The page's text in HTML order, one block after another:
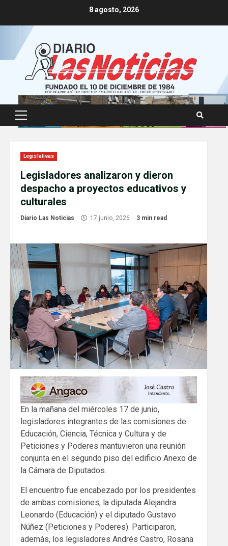
8 agosto, 2026
Primary
Menu
Legislativas
Legisladores analizaron y dieron
despacho a proyectos educativos y
culturales
Diario Las Noticias 17 junio, 2026 3 min read
En la mañana del miércoles 17 de junio,
legisladores integrantes de las comisiones de
Educación, Ciencia, Técnica y Cultura y de
Peticiones y Poderes mantuvieron una reunión
conjunta en el segundo piso del edificio Anexo de
la Cámara de Diputados.
El encuentro fue encabezado por los presidentes
de ambas comisiones, la diputada Alejandra
Leonardo (Educación) y el diputado Gustavo
Núñez (Peticiones y Poderes). Participaron,
además, los legisladores Andrés Castro, Rosana